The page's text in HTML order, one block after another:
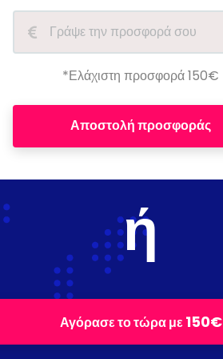
*Ελάχιστη προσφορά 150€
Αποστολή προσφοράς
ή
Αγόρασε το τώρα με150€